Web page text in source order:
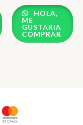
Rated
0
out
5
HOLA,
ME
GUSTARIA
COMPRAR